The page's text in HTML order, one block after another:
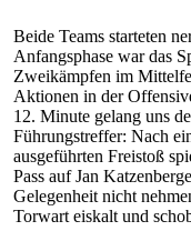
Beide Teams starteten
Anfangsphase war das
Zweikämpfen im
Aktionen in der
12. Minute gelang uns
Führungstreffer: Nach
ausgeführten Freistoß
Pass auf Jan
Gelegenheit nicht
Torwart eiskalt und